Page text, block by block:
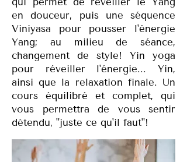
en douceur, puis une séquence
Viniyasa pour pousser l'énergie
Yang; au milieu de séance,
changement de style! Yin yoga
pour réveiller l'énergie... Yin,
ainsi que la relaxation finale. Un
cours équilibré et complet, qui
vous permettra de vous sentir
détendu, "juste ce qu'il faut"!